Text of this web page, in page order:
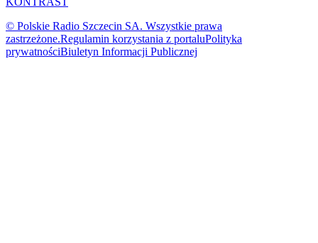
© Polskie Radio Szczecin SA. Wszystkie prawa
zastrzeżone.Regulamin korzystania z portaluPolityka
prywatnościBiuletyn Informacji Publicznej